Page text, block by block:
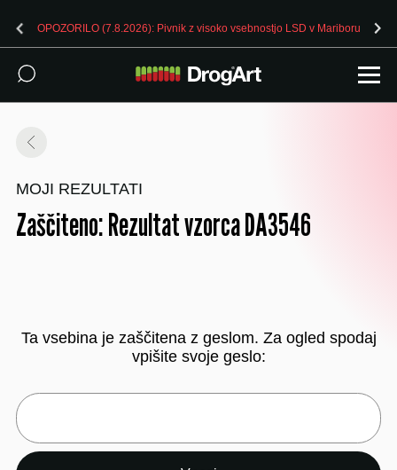
OPOZORILO (7.8.2026): Pivnik z visoko vsebnostjo LSD v Mariboru
MOJI REZULTATI
Zaščiteno: Rezultat vzorca DA3546
Ta vsebina je zaščitena z geslom. Za ogled spodaj
vpišite svoje geslo: